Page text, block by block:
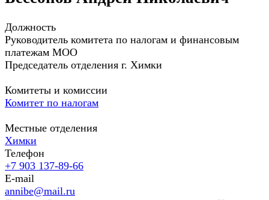
Должность
Руководитель комитета по налогам и финансовым
платежам МОО
Председатель отделения г. Химки
Комитеты и комиссии
Комитет по налогам
Местные отделения
Химки
Телефон
+7 903 137-89-66
E-mail
annibe@mail.ru